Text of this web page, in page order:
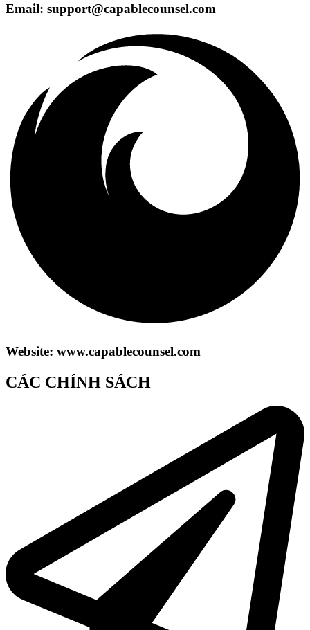
Email: support@capablecounsel.com
Website: www.capablecounsel.com
CÁC CHÍNH SÁCH